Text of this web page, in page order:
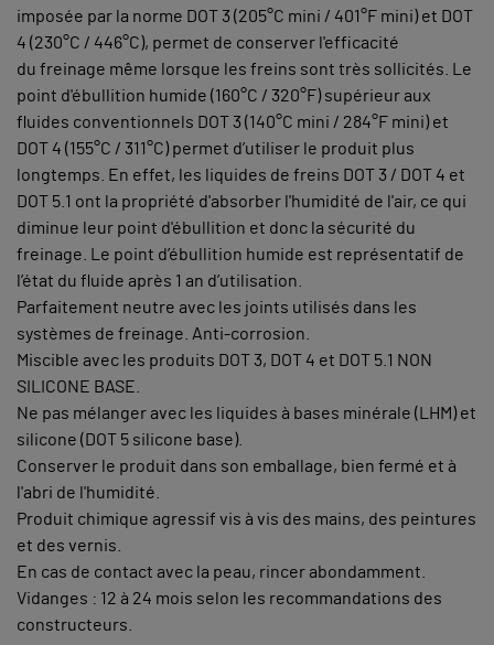
imposée par la norme DOT 3 (205°C mini / 401°F mini) et DOT
4 (230°C / 446°C), permet de conserver l'efficacité
du freinage même lorsque les freins sont très sollicités. Le
point d'ébullition humide (160°C / 320°F) supérieur aux
fluides conventionnels DOT 3 (140°C mini / 284°F mini) et
DOT 4 (155°C / 311°C) permet d’utiliser le produit plus
longtemps. En effet, les liquides de freins DOT 3 / DOT 4 et
DOT 5.1 ont la propriété d'absorber l'humidité de l'air, ce qui
diminue leur point d'ébullition et donc la sécurité du
freinage. Le point d’ébullition humide est représentatif de
l’état du fluide après 1 an d’utilisation.
Parfaitement neutre avec les joints utilisés dans les
systèmes de freinage. Anti-corrosion.
Miscible avec les produits DOT 3, DOT 4 et DOT 5.1 NON
SILICONE BASE.
Ne pas mélanger avec les liquides à bases minérale (LHM) et
silicone (DOT 5 silicone base).
Conserver le produit dans son emballage, bien fermé et à
l'abri de l'humidité.
Produit chimique agressif vis à vis des mains, des peintures
et des vernis.
En cas de contact avec la peau, rincer abondamment.
Vidanges : 12 à 24 mois selon les recommandations des
constructeurs.